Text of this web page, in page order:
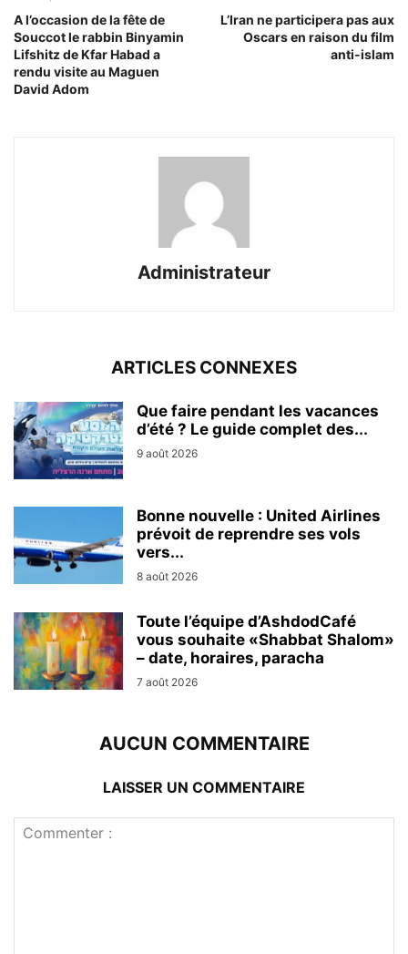
A l’occasion de la fête de
Souccot le rabbin Binyamin
Lifshitz de Kfar Habad a
rendu visite au Maguen
David Adom
L’Iran ne participera pas aux
Oscars en raison du film
anti-islam
Administrateur
ARTICLES CONNEXES
Que faire pendant les vacances
d’été ? Le guide complet des...
9 août 2026
Bonne nouvelle : United Airlines
prévoit de reprendre ses vols
vers...
8 août 2026
Toute l’équipe d’AshdodCafé
vous souhaite «Shabbat Shalom»
– date, horaires, paracha
7 août 2026
AUCUN COMMENTAIRE
LAISSER UN COMMENTAIRE